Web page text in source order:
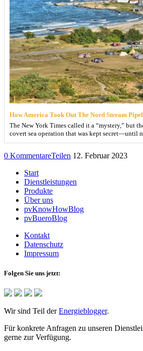
How America Took Out The Nord Stream
The New York Times called it a “mystery,” but
covert sea operation that was kept secret—until
0 KommentareTeilen 12. Februar 2023
Start
Dienstleistungen
Produkte
Über uns
pvKnowHowBlog
pvBueroBlog
Kontakt
Datenschutz
Impressum
Folgen Sie uns jetzt:
Wir sind Teil derEnergieblogger.
Für konkrete Anfragen zu unseren
gerne zur Verfügung.